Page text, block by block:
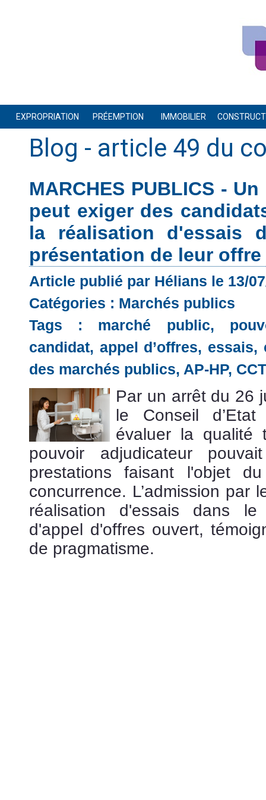
EXPROPRIATION PRÉEMPTION IMMOBILIER
Blog - article 49 du
MARCHES PUBLICS -
peut exiger des
la réalisation d'essais
présentation de leur offre
Article publié par Hélians le 13/
Catégories : Marchés publics
Tags : marché public,
candidat, appel d’offres, essais,
des marchés publics, AP-HP,
Par un arrêt du 26
le Conseil
évaluer la qualité
pouvoir adjudicateur
prestations faisant l'objet
concurrence. L’admission par
réalisation d'essais dans
d'appel d'offres ouvert,
de pragmatisme.